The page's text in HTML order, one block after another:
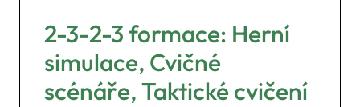
2-3-2-3 formace: Herní
simulace, Cvičné
scénáře, Taktické cvičení